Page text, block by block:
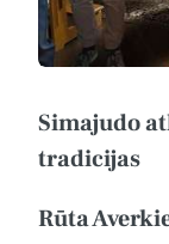
Simajudo
tradicijas
Rūta